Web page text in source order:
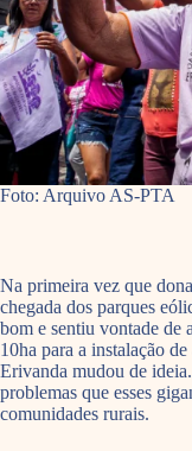
Foto: Arquivo AS-PTA
Na primeira vez que
chegada dos parques
bom e sentiu vontade de
10ha para a instalação
Erivanda mudou de
problemas que esses
comunidades rurais.